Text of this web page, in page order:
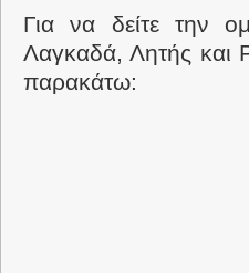
Για να δείτε την
Λαγκαδά, Λητής και
παρακάτω: